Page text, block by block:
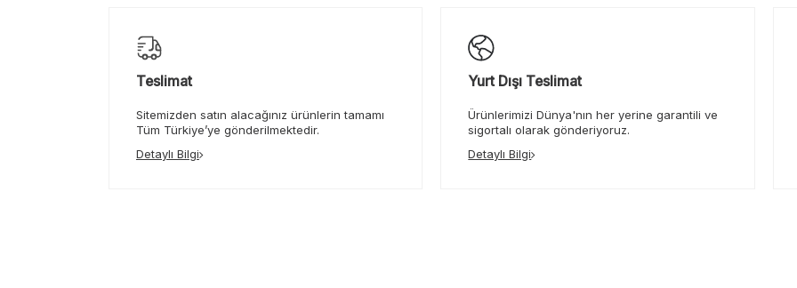
Teslimat
Sitemizden satın alacağınız ürünlerin tamamı
Tüm Türkiye’ye gönderilmektedir.
Detaylı Bilgi
Yurt Dışı Teslimat
Ürünlerimizi Dünya'nın her yerine garantili ve
sigortalı olarak gönderiyoruz.
Detaylı Bilgi